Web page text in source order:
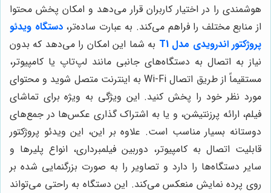
هوشمندی را در اختیار کاربران قرار می‌دهد و امکان پخش محتوا
از منابع مختلف را فراهم می‌کند. به عبارت ساده‌تر،دستگاه ویدئو
پروژکتور اندرویدی مدل T1
به شما این امکان را می‌دهد که بدون
نیاز به اتصال به دستگاه‌های جانبی مانند لپ‌تاپ یا کامپیوتر،
مستقیماً از طریق اتصال Wi-Fi به اینترنت متصل شوید و محتوای
مورد نظر خود را پخش کنید. این ویژگی به ویژه برای تماشای
فیلم، ارائه پرزنتیشن، و یا به اشتراک گذاری عکس‌ها در جمع‌های
دوستانه بسیار مناسب است. علاوه بر این، این ویدئو پروژکتور
قابلیت اتصال به کامپیوتر، دوربین فیلمبرداری، انواع پلیرها و
سایر دستگاه‌ها را دارد و تصاویر را به صورت بزرگنمایی شده بر
روی پرده نمایش منعکس می‌کند. این دستگاه به راحتی می‌تواند